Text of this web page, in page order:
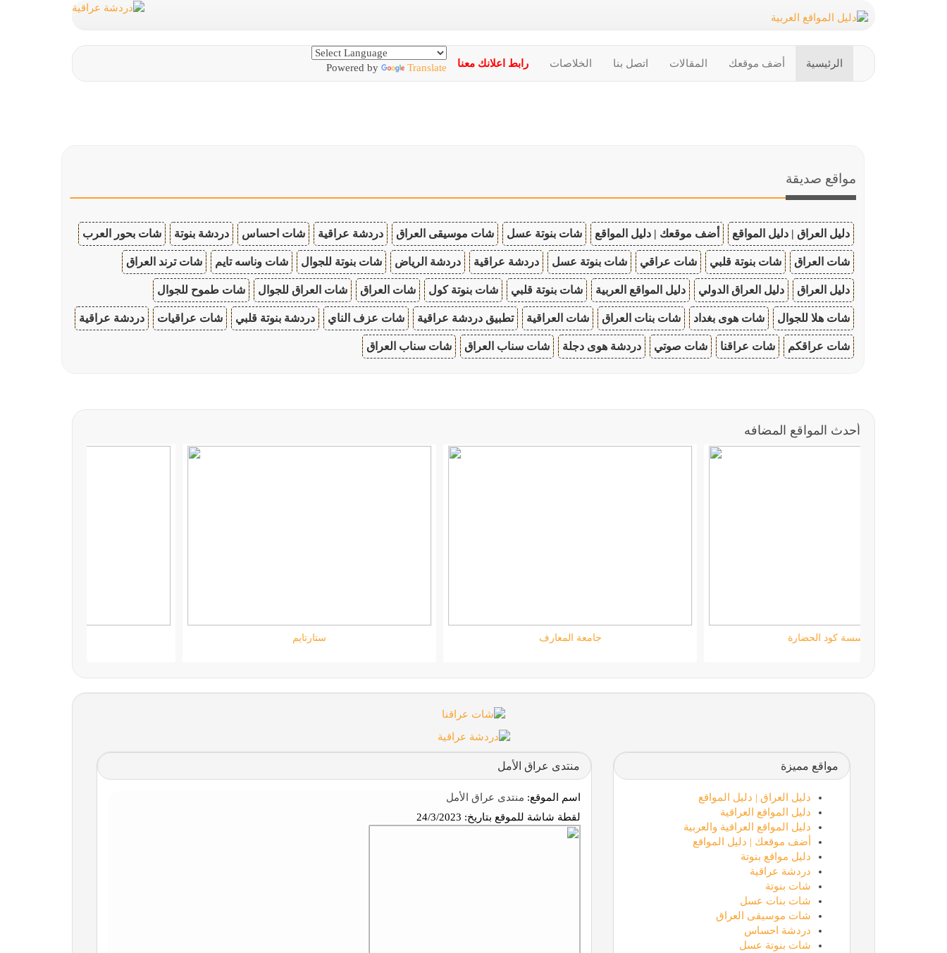
الرئيسية أضف موقعك المقالات اتصل بنا الخلاصات رابط اعلانك معنا Powered by Translate
مواقع صديقة
دليل العراق | دليل المواقع أضف موقعك | دليل المواقع شات بنوتة عسل شات موسيقى العراق دردشة عراقية شات احساس دردشة بنوتة شات بحور العرب
شات العراق شات بنوتة قلبي شات عراقي شات بنوتة عسل دردشة عراقية دردشة الرياض شات بنوتة للجوال شات وناسه تايم شات ترند العراق
دليل العراق دليل العراق الدولي دليل المواقع العربية شات بنوتة قلبي شات بنوتة كول شات العراق شات العراق للجوال شات طموح للجوال
شات هلا للجوال شات هوى بغداد شات بنات العراق شات العراقية تطبيق دردشة عراقية شات عزف الناي دردشة بنوتة قلبي شات عراقيات دردشة عراقية
شات عراقكم شات عراقنا شات صوتي دردشة هوى دجلة شات سناب العراق شات سناب العراق
أحدث المواقع المضافه
منتدى عراق الأمل
اسم الموقع: منتدى عراق الأمل
لقطة شاشة للموقع بتاريخ:
مواقع مميزة
دليل العراق | دليل المواقع
دليل المواقع العراقية
دليل المواقع العراقية والعربية
أضف موقعك | دليل المواقع
دليل مواقع بنوتة
دردشة عراقية
شات بنوتة
شات بنات عسل
شات موسيقى العراق
دردشة احساس
شات بنوتة عسل